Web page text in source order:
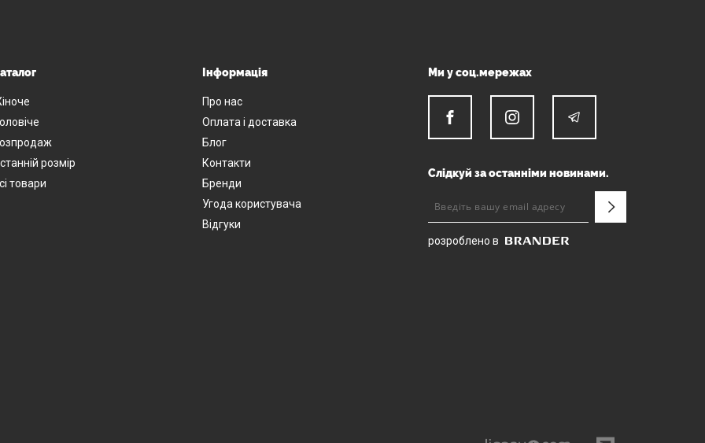
розмір
товари
Інформація
Про нас
Оплата і доставка
Блог
Контакти
Бренди
Угода користувача
Відгуки
Ми у соц.мережах
Слідкуй за останніми новинами.
розроблено в